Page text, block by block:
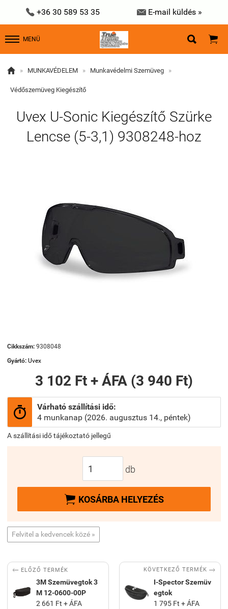
 +36 30 589 53 35  E-mail küldés »
MENÜ  
 » MUNKAVÉDELEM » Munkavédelmi Szemüveg »
Védőszemüveg Kiegészítő
Uvex U-Sonic Kiegészítő Szürke
Lencse (5-3,1) 9308248-hoz
Cikkszám: 9308048
Gyártó: Uvex
3 102 Ft + ÁFA (3 940 Ft)

Várható szállítási idő:
4 munkanap (2026. augusztus 14., péntek)
A szállítási idő tájékoztató jellegű
db
 KOSÁRBA HELYEZÉS
Felvitel a kedvencek közé »
 ELŐZŐ TERMÉK
3M Szemüvegtok 3
M 12-0600-00P
2 661 Ft + ÁFA
KÖVETKEZŐ TERMÉK 
I-Spector Szemüv
egtok
1 795 Ft + ÁFA